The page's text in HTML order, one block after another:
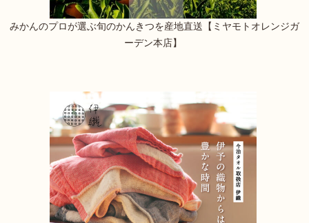
みかんのプロが選ぶ旬のかんきつを産地直送【ミヤモトオレンジガ
ーデン本店】